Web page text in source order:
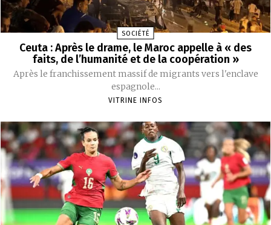
SOCIÉTÉ
Ceuta : Après le drame, le Maroc appelle à « des
faits, de l’humanité et de la coopération »
Après le franchissement massif de migrants vers l'enclave
espagnole...
VITRINE INFOS